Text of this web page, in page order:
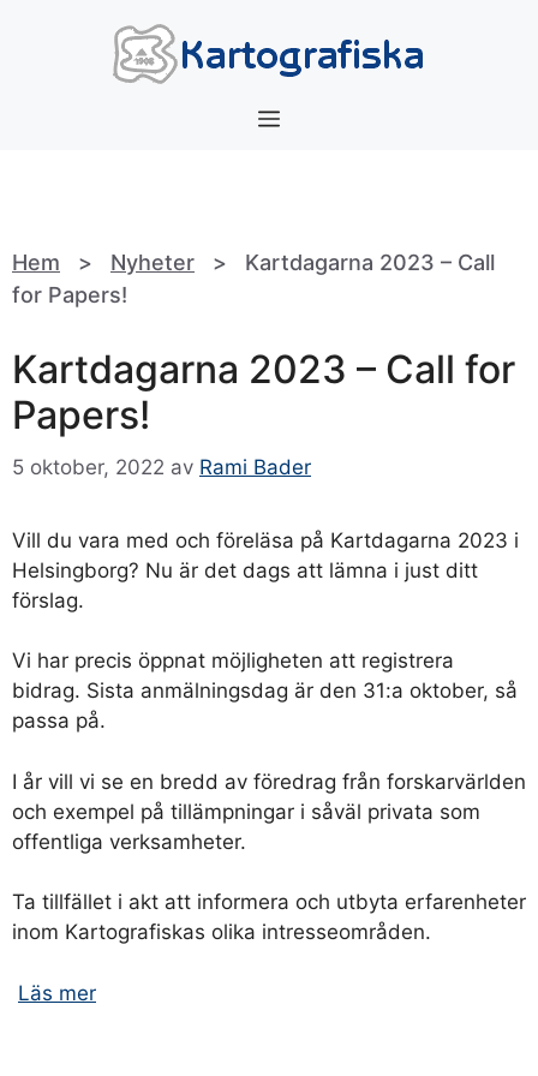
Meny
Hem > Nyheter > Kartdagarna 2023 – Call
for Papers!
Kartdagarna 2023 – Call for
Papers!
5 oktober, 2022 av Rami Bader
Vill du vara med och föreläsa på Kartdagarna 2023 i
Helsingborg? Nu är det dags att lämna i just ditt
förslag.
Vi har precis öppnat möjligheten att registrera
bidrag. Sista anmälningsdag är den 31:a oktober, så
passa på.
I år vill vi se en bredd av föredrag från forskarvärlden
och exempel på tillämpningar i såväl privata som
offentliga verksamheter.
Ta tillfället i akt att informera och utbyta erfarenheter
inom Kartografiskas olika intresseområden.
Läs mer